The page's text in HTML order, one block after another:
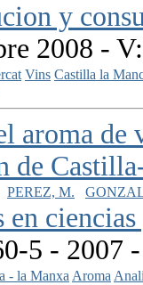
y
2008 -
Vins Castilla la
aroma de
de
PEREZ, M.
en
5 - 2007
- la ManxaAroma